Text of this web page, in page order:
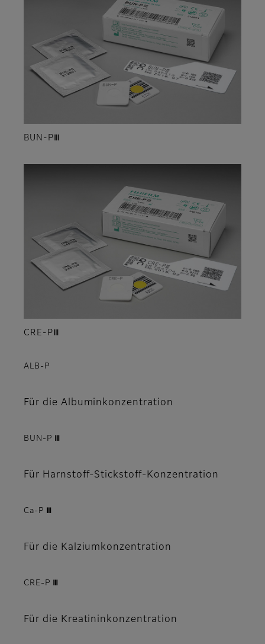
BUN-PⅢ
CRE-PⅢ
ALB-P
Für die Albuminkonzentration
BUN-P Ⅲ
Für Harnstoff-Stickstoff-Konzentration
Ca-P Ⅲ
Für die Kalziumkonzentration
CRE-P Ⅲ
Für die Kreatininkonzentration